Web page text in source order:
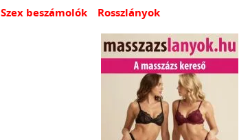
Szex beszámolók Rosszlányok